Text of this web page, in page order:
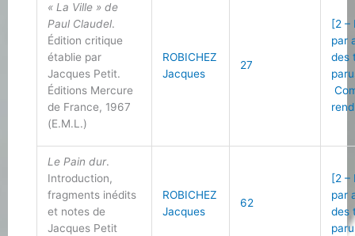
« La Ville » de
Paul Claudel.
Édition critique
établie par
Jacques Petit.
Éditions Mercure
de France, 1967
(E.M.L.)
ROBICHEZ
Jacques
27
[2 –
par
des
Le Pain dur.
Introduction,
fragments inédits
et notes de
Jacques Petit
ROBICHEZ
Jacques
62
[2 –
par
des